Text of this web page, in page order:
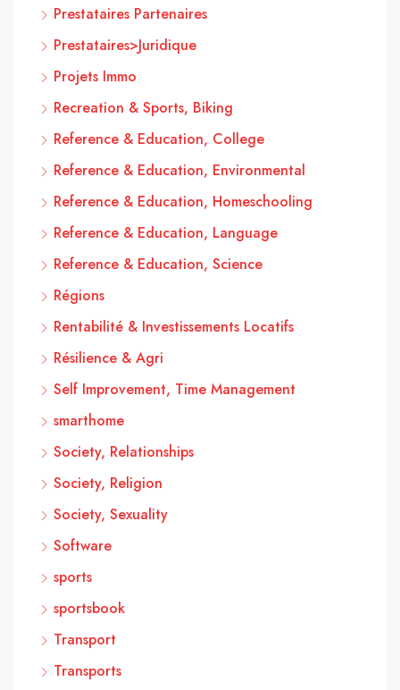
Prestataires Partenaires
Prestataires>Juridique
Projets Immo
Recreation & Sports, Biking
Reference & Education, College
Reference & Education, Environmental
Reference & Education, Homeschooling
Reference & Education, Language
Reference & Education, Science
Régions
Rentabilité & Investissements Locatifs
Résilience & Agri
Self Improvement, Time Management
smarthome
Society, Relationships
Society, Religion
Society, Sexuality
Software
sports
sportsbook
Transport
Transports